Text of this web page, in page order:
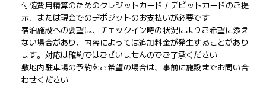
付随費用精算のためのクレジットカード / デビットカードのご提
示、または現金でのデポジットのお支払いが必要です
宿泊施設への要望は、チェックイン時の状況によりご希望に添え
ない場合があり、内容によっては追加料金が発生することがあり
ます。対応は確約ではございませんのでご了承ください
敷地内駐車場の予約をご希望の場合は、事前に施設までお問い合
わせください